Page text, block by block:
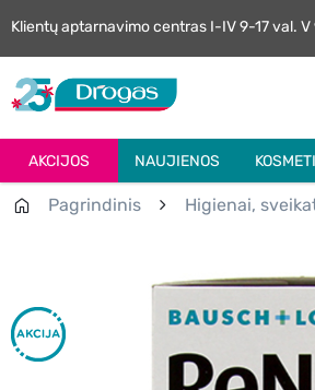
Klientų aptarnavimo centras I-IV 9-17 val.
AKCIJOS NAUJIENOS
Pagrindinis Higienai,